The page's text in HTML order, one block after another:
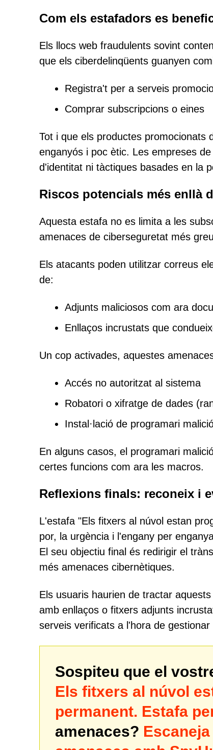
Com els estafadors es
Els llocs web fraudulents sovint
que els ciberdelinqüents guanyen
Registra't per a serveis
Comprar subscripcions o eines
Tot i que els productes promocionats
enganyós i poc ètic. Les empreses
d'identitat ni tàctiques basades en la
Riscos potencials més enllà
Aquesta estafa no es limita a les
amenaces de ciberseguretat més
Els atacants poden utilitzar correus
de:
Adjunts maliciosos com ara
Enllaços incrustats que
Un cop activades, aquestes
Accés no autoritzat al sistema
Robatori o xifratge de dades
Instal·lació de programari
En alguns casos, el programari
certes funcions com ara les macros.
Reflexions finals: reconeix i
L'estafa "Els fitxers al núvol estan
por, la urgència i l'engany per
El seu objectiu final és redirigir el
més amenaces cibernètiques.
Els usuaris haurien de tractar
amb enllaços o fitxers adjunts
serveis verificats a l'hora de
Sospiteu que el
Els fitxers al núvol
permanent. Estafa
amenaces?